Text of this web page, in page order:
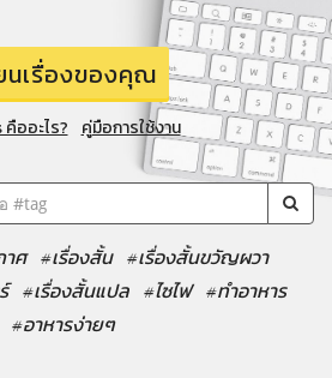
นเรื่องของคุณ
ออะไร? คู่มือการใช้งาน
าศ #เรื่องสั้น #เรื่องสั้นขวัญผวา
#เรื่องสั้นแปล #ไซไฟ #ทำอาหาร
#อาหารง่ายๆ